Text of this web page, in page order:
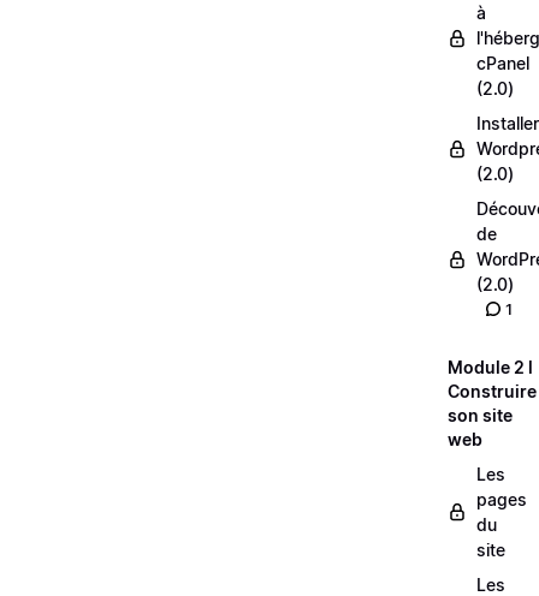
à
cPanel
(2.0)
Installer
(2.0)
de
(2.0)
1
Module 2 l
Construire
son site
web
Les
pages
du
site
Les